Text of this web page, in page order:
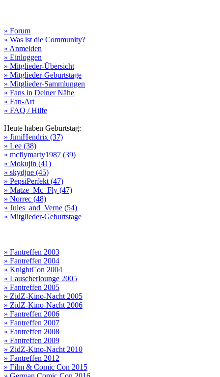
» Forum
» Was ist die Community?
» Anmelden
» Einloggen
» Mitglieder-Übersicht
» Mitglieder-Geburtstage
» Mitglieder-Sammlungen
» Fans in Deiner Nähe
» Fan-Art
» FAQ / Hilfe
Heute haben Geburtstag:
» JimiHendrix (37)
» Lee (38)
» mcflymarty1987 (39)
» Mokujin (41)
» skydjoe (45)
» PepsiPerfekt (47)
» Matze_Mc_Fly (47)
» Norrec (48)
» Jules_and_Verne (54)
» Mitglieder-Geburtstage
» Fantreffen 2003
» Fantreffen 2004
» KnightCon 2004
» Lauscherlounge 2005
» Fantreffen 2005
» ZidZ-Kino-Nacht 2005
» ZidZ-Kino-Nacht 2006
» Fantreffen 2006
» Fantreffen 2007
» Fantreffen 2008
» Fantreffen 2009
» ZidZ-Kino-Nacht 2010
» Fantreffen 2012
» Film & Comic Con 2015